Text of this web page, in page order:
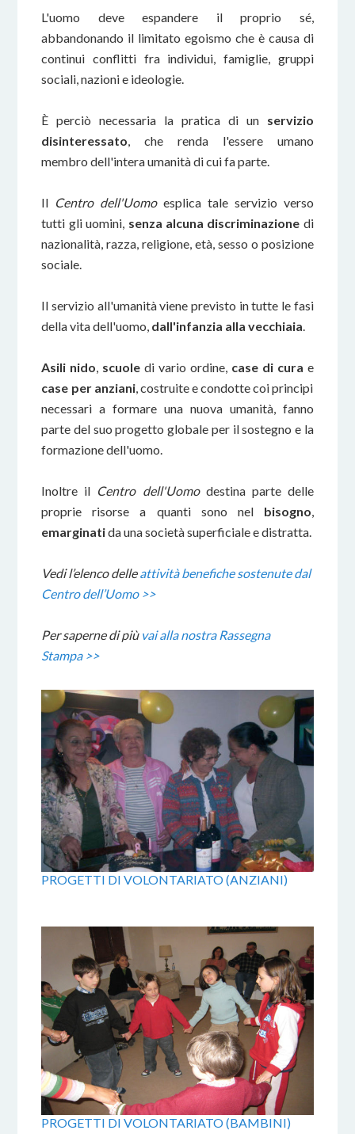
L'uomo deve espandere il proprio sé,
abbandonando il limitato egoismo che è causa di
continui conflitti fra individui, famiglie, gruppi
sociali, nazioni e ideologie.
È perciò necessaria la pratica di un servizio
disinteressato, che renda l'essere umano
membro dell'intera umanità di cui fa parte.
Il Centro dell'Uomoesplica tale servizio verso
tutti gli uomini, senza alcuna discriminazione di
nazionalità, razza, religione, età, sesso o posizione
sociale.
Il servizio all'umanità viene previsto in tutte le fasi
della vita dell'uomo, dall'infanzia alla vecchiaia.
Asili nido, scuole di vario ordine, case di cura e
case per anziani, costruite e condotte coi principi
necessari a formare una nuova umanità, fanno
parte del suo progetto globale per il sostegno e la
formazione dell'uomo.
Inoltre il Centro dell'Uomodestina parte delle
proprie risorse a quanti sono nel bisogno,
emarginatida una società superficiale e distratta.
Vedi l’elenco delleattività benefiche sostenute dal
Centro dell’Uomo >>
Per saperne di più vai alla nostra Rassegna
Stampa >>
PROGETTI DI VOLONTARIATO (ANZIANI)
PROGETTI DI VOLONTARIATO (BAMBINI)